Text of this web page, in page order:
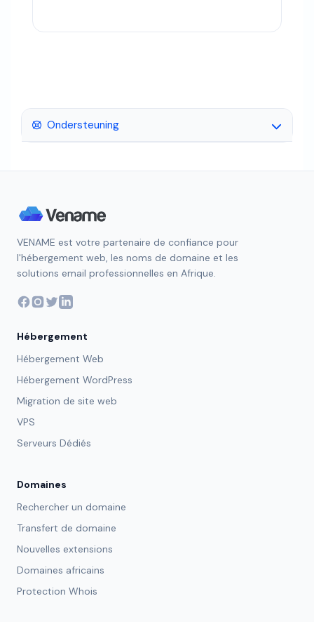
Ondersteuning
VENAME est votre partenaire de confiance pour
l'hébergement web, les noms de domaine et les
solutions email professionnelles en Afrique.
Hébergement
Hébergement Web
Hébergement WordPress
Migration de site web
VPS
Serveurs Dédiés
Domaines
Rechercher un domaine
Transfert de domaine
Nouvelles extensions
Domaines africains
Protection Whois